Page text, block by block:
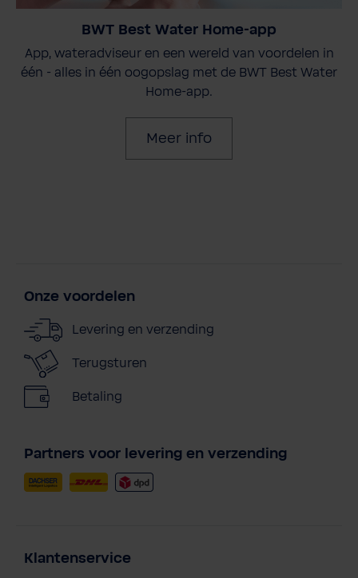
BWT Best Water Home-app
App, wateradviseur en een wereld van voordelen in
één - alles in één oogopslag met de BWT Best Water
Home-app.
Meer info
Onze voordelen
Levering en verzending
Terugsturen
Betaling
Partners voor levering en verzending
Klantenservice